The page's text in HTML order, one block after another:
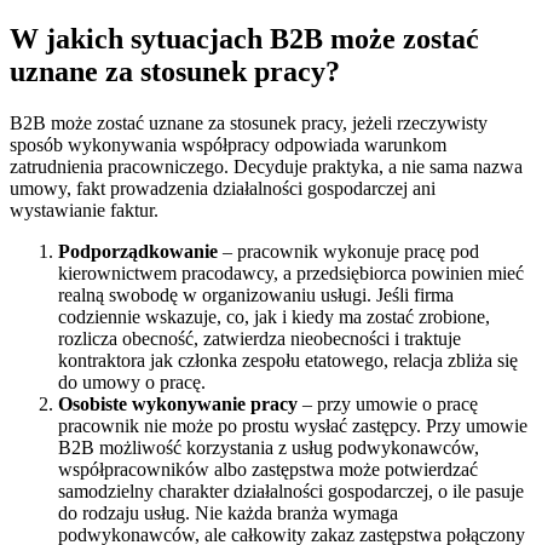
W jakich sytuacjach B2B może zostać
uznane za stosunek pracy?
B2B może zostać uznane za stosunek pracy, jeżeli rzeczywisty
sposób wykonywania współpracy odpowiada warunkom
zatrudnienia pracowniczego. Decyduje praktyka, a nie sama nazwa
umowy, fakt prowadzenia działalności gospodarczej ani
wystawianie faktur.
Podporządkowanie – pracownik wykonuje pracę pod
kierownictwem pracodawcy, a przedsiębiorca powinien mieć
realną swobodę w organizowaniu usługi. Jeśli firma
codziennie wskazuje, co, jak i kiedy ma zostać zrobione,
rozlicza obecność, zatwierdza nieobecności i traktuje
kontraktora jak członka zespołu etatowego, relacja zbliża się
do umowy o pracę.
Osobiste wykonywanie pracy – przy umowie o pracę
pracownik nie może po prostu wysłać zastępcy. Przy umowie
B2B możliwość korzystania z usług podwykonawców,
współpracowników albo zastępstwa może potwierdzać
samodzielny charakter działalności gospodarczej, o ile pasuje
do rodzaju usług. Nie każda branża wymaga
podwykonawców, ale całkowity zakaz zastępstwa połączony